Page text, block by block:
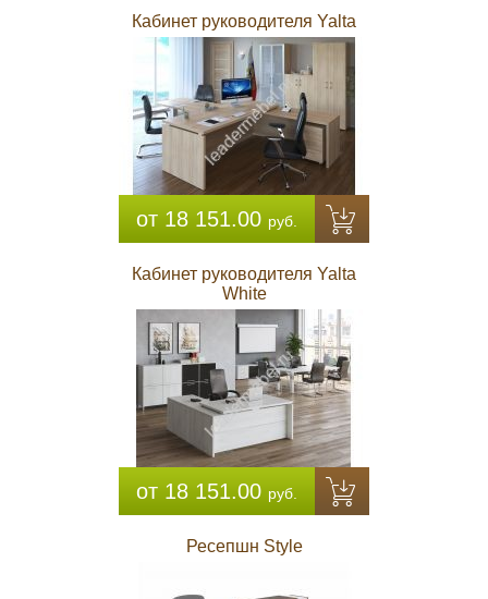
Кабинет руководителя Yalta
от 18 151.00 руб.
Кабинет руководителя Yalta
White
от 18 151.00 руб.
Ресепшн Style